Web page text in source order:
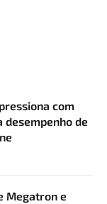
com
desempenho de
Megatron e